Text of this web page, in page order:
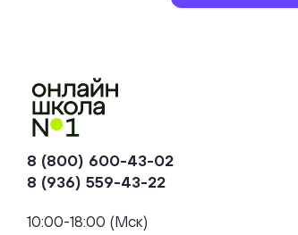
8 (800) 600-43-02
8 (936) 559-43-22
10:00-18:00 (Мск)